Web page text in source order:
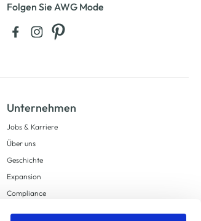
Folgen Sie AWG Mode
Unternehmen
Jobs & Karriere
Über uns
Geschichte
Expansion
Compliance